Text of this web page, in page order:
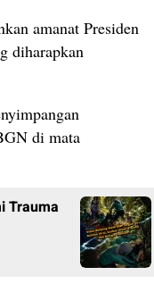
amanat Presiden
diharapkan
di mata
Trauma